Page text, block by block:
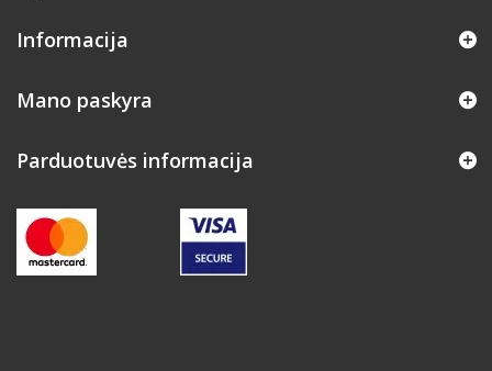
Informacija
Mano paskyra
Parduotuvės informacija